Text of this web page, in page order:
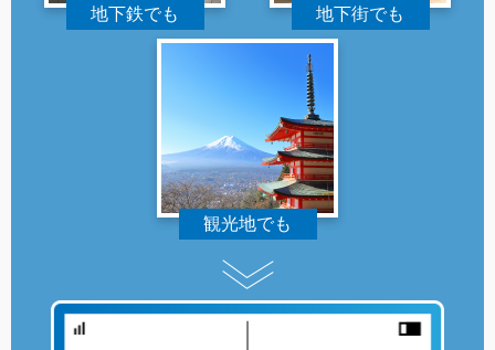
地下鉄でも 地下街でも
観光地でも